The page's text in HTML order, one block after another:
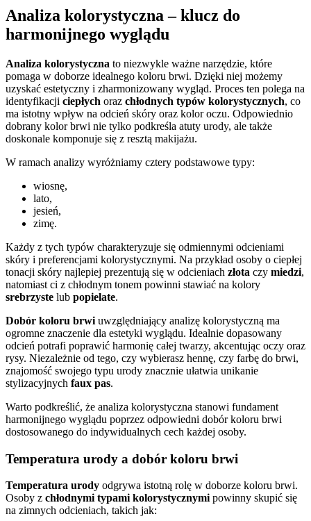
Analiza kolorystyczna – klucz do
harmonijnego wyglądu
Analiza kolorystyczna to niezwykle ważne narzędzie, które
pomaga w doborze idealnego koloru brwi. Dzięki niej możemy
uzyskać estetyczny i zharmonizowany wygląd. Proces ten polega na
identyfikacji ciepłych oraz chłodnych typów kolorystycznych, co
ma istotny wpływ na odcień skóry oraz kolor oczu. Odpowiednio
dobrany kolor brwi nie tylko podkreśla atuty urody, ale także
doskonale komponuje się z resztą makijażu.
W ramach analizy wyróżniamy cztery podstawowe typy:
wiosnę,
lato,
jesień,
zimę.
Każdy z tych typów charakteryzuje się odmiennymi odcieniami
skóry i preferencjami kolorystycznymi. Na przykład osoby o ciepłej
tonacji skóry najlepiej prezentują się w odcieniach złota czy miedzi,
natomiast ci z chłodnym tonem powinni stawiać na kolory
srebrzyste lub popielate.
Dobór koloru brwi uwzględniający analizę kolorystyczną ma
ogromne znaczenie dla estetyki wyglądu. Idealnie dopasowany
odcień potrafi poprawić harmonię całej twarzy, akcentując oczy oraz
rysy. Niezależnie od tego, czy wybierasz hennę, czy farbę do brwi,
znajomość swojego typu urody znacznie ułatwia unikanie
stylizacyjnych faux pas.
Warto podkreślić, że analiza kolorystyczna stanowi fundament
harmonijnego wyglądu poprzez odpowiedni dobór koloru brwi
dostosowanego do indywidualnych cech każdej osoby.
Temperatura urody a dobór koloru brwi
Temperatura urody odgrywa istotną rolę w doborze koloru brwi.
Osoby z chłodnymi typami kolorystycznymi powinny skupić się
na zimnych odcieniach, takich jak: